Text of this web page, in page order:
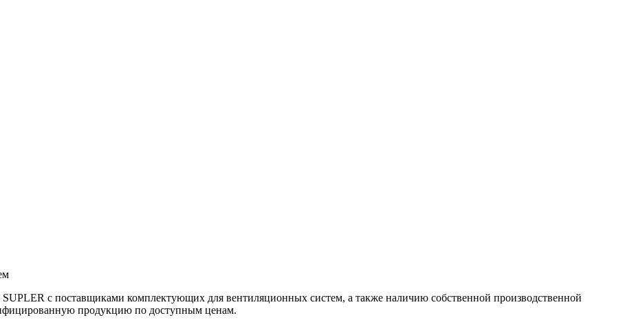
SUPLER с поставщиками комплектующих для вентиляционных систем, а также наличию собственной производственной
продукцию по доступным ценам.